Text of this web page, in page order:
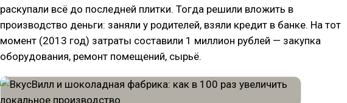
раскупали всё до последней плитки. Тогда решили вложить в
производство деньги: заняли у родителей, взяли кредит в банке. На тот
момент (2013 год) затраты составили 1 миллион рублей — закупка
оборудования, ремонт помещений, сырьё.